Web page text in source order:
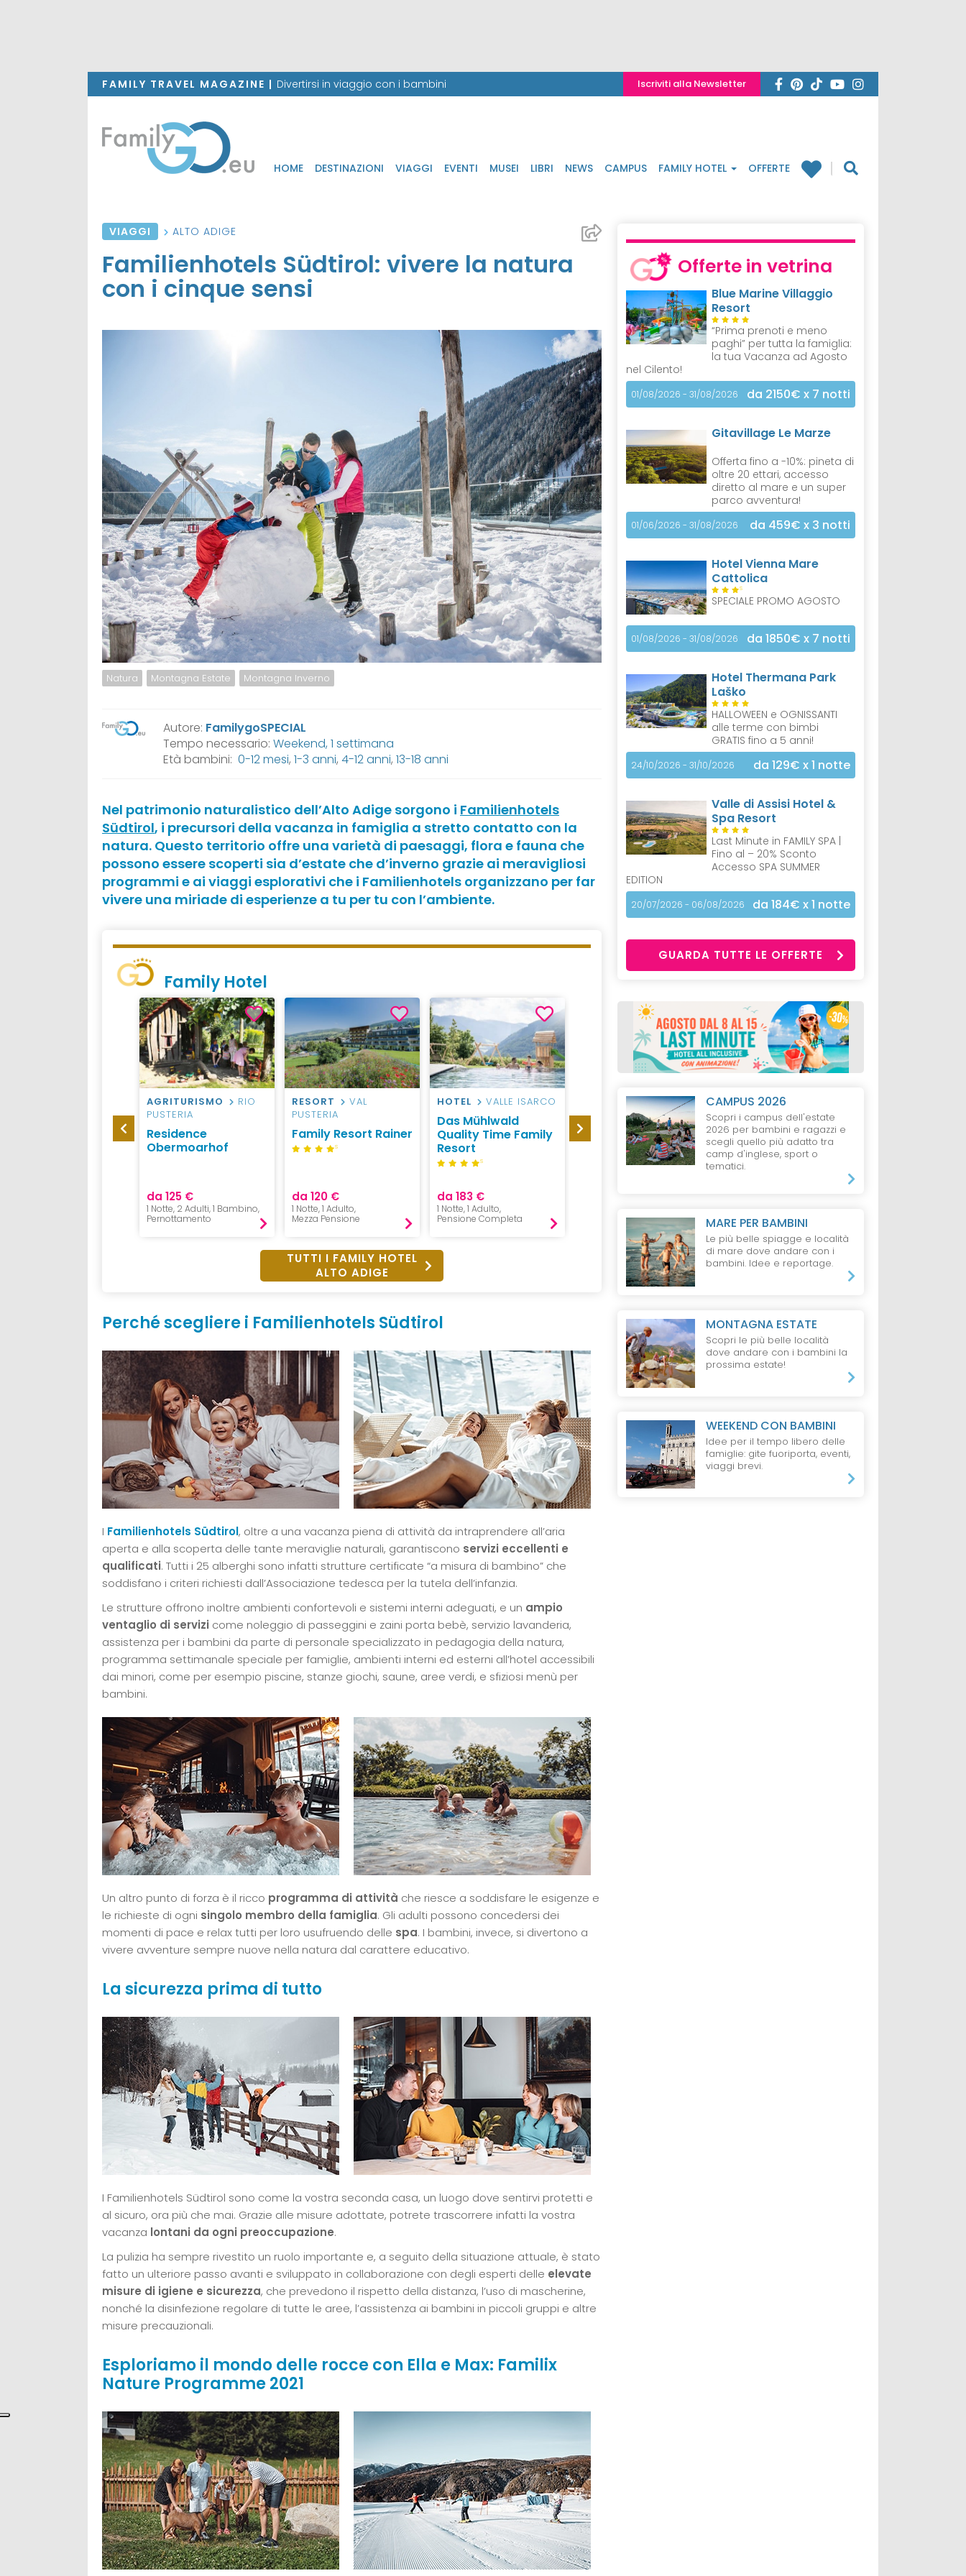
FAMILY TRAVEL MAGAZINE | Divertirsi in viaggio con i bambini Iscriviti alla Newsletter
HOME DESTINAZIONI VIAGGI EVENTI MUSEI LIBRI NEWS CAMPUS FAMILY HOTEL OFFERTE
VIAGGI ALTO ADIGE
Familienhotels Südtirol: vivere la natura
con i cinque sensi
Natura Montagna Estate Montagna Inverno
Autore: FamilygoSPECIAL
Tempo necessario: Weekend, 1 settimana
Età bambini: 0-12 mesi, 1-3 anni, 4-12 anni, 13-18 anni
Nel patrimonio naturalistico dell’Alto Adige sorgono i Familienhotels
Südtirol, i precursori della vacanza in famiglia a stretto contatto con la
natura. Questo territorio offre una varietà di paesaggi, flora e fauna che
possono essere scoperti sia d’estate che d’inverno grazie ai meravigliosi
programmi e ai viaggi esplorativi che i Familienhotels organizzano per far
vivere una miriade di esperienze a tu per tu con l’ambiente.
Family Hotel
AGRITURISMO
RIO
PUSTERIA
Residence
Obermoarhof
da 125 €
1 Notte, 2 Adulti, 1 Bambino,
Pernottamento
RESORT
VAL
PUSTERIA
Family Resort Rainer
S
da 120 €
1 Notte, 1 Adulto,
Mezza Pensione
HOTEL VALLE ISARCO
Das Mühlwald
Quality Time Family
Resort
S
da 183 €
1 Notte, 1 Adulto,
Pensione Completa
MERANO E
DINTORNI
Family Hotel &
Residence
Gutenberg
Pensione 3/4
HOTEL VAL GARDENA
Cavallino Bianco
Family Spa Grand
Hotel
All inclusive
TUTTI I FAMILY HOTEL
ALTO ADIGE
Perché scegliere i Familienhotels Südtirol
I Familienhotels Südtirol, oltre a una vacanza piena di attività da intraprendere all’aria
aperta e alla scoperta delle tante meraviglie naturali, garantiscono servizi eccellenti e
qualificati. Tutti i 25 alberghi sono infatti strutture certificate “a misura di bambino” che
soddisfano i criteri richiesti dall’Associazione tedesca per la tutela dell’infanzia.
Le strutture offrono inoltre ambienti confortevoli e sistemi interni adeguati, e un ampio
ventaglio di servizi come noleggio di passeggini e zaini porta bebè, servizio lavanderia,
assistenza per i bambini da parte di personale specializzato in pedagogia della natura,
programma settimanale speciale per famiglie, ambienti interni ed esterni all’hotel accessibili
dai minori, come per esempio piscine, stanze giochi, saune, aree verdi, e sfiziosi menù per
bambini.
Un altro punto di forza è il ricco programma di attività che riesce a soddisfare le esigenze e
le richieste di ogni singolo membro della famiglia. Gli adulti possono concedersi dei
momenti di pace e relax tutti per loro usufruendo delle spa. I bambini, invece, si divertono a
vivere avventure sempre nuove nella natura dal carattere educativo.
La sicurezza prima di tutto
I Familienhotels Südtirol sono come la vostra seconda casa, un luogo dove sentirvi protetti e
al sicuro, ora più che mai. Grazie alle misure adottate, potrete trascorrere infatti la vostra
vacanza lontani da ogni preoccupazione.
La pulizia ha sempre rivestito un ruolo importante e, a seguito della situazione attuale, è stato
fatto un ulteriore passo avanti e sviluppato in collaborazione con degli esperti delle elevate
misure di igiene e sicurezza, che prevedono il rispetto della distanza, l’uso di mascherine,
nonché la disinfezione regolare di tutte le aree, l’assistenza ai bambini in piccoli gruppi e altre
misure precauzionali.
Esploriamo il mondo delle rocce con Ella e Max: Familix
Nature Programme 2021
Offerte in vetrina
Blue Marine Villaggio
Resort
“Prima prenoti e meno
paghi” per tutta la famiglia:
la tua Vacanza ad Agosto
nel Cilento!
01/08/2026 - 31/08/2026 da 2150€ x 7 notti
Gitavillage Le Marze
Offerta fino a -10%: pineta di
oltre 20 ettari, accesso
diretto al mare e un super
parco avventura!
01/06/2026 - 31/08/2026 da 459€ x 3 notti
Hotel Vienna Mare
Cattolica
S
SPECIALE PROMO AGOSTO
01/08/2026 - 31/08/2026 da 1850€ x 7 notti
Hotel Thermana Park
Laško
HALLOWEEN e OGNISSANTI
alle terme con bimbi
GRATIS fino a 5 anni!
24/10/2026 - 31/10/2026 da 129€ x 1 notte
Valle di Assisi Hotel &
Spa Resort
Last Minute in FAMILY SPA |
Fino al – 20% Sconto
Accesso SPA SUMMER
EDITION
20/07/2026 - 06/08/2026 da 184€ x 1 notte
GUARDA TUTTE LE OFFERTE
CAMPUS 2026
Scopri i campus dell'estate
2026 per bambini e ragazzi e
scegli quello più adatto tra
camp d'inglese, sport o
tematici.
MARE PER BAMBINI
Le più belle spiagge e località
di mare dove andare con i
bambini. Idee e reportage.
MONTAGNA ESTATE
Scopri le più belle località
dove andare con i bambini la
prossima estate!
WEEKEND CON BAMBINI
Idee per il tempo libero delle
famiglie: gite fuoriporta, eventi,
viaggi brevi.